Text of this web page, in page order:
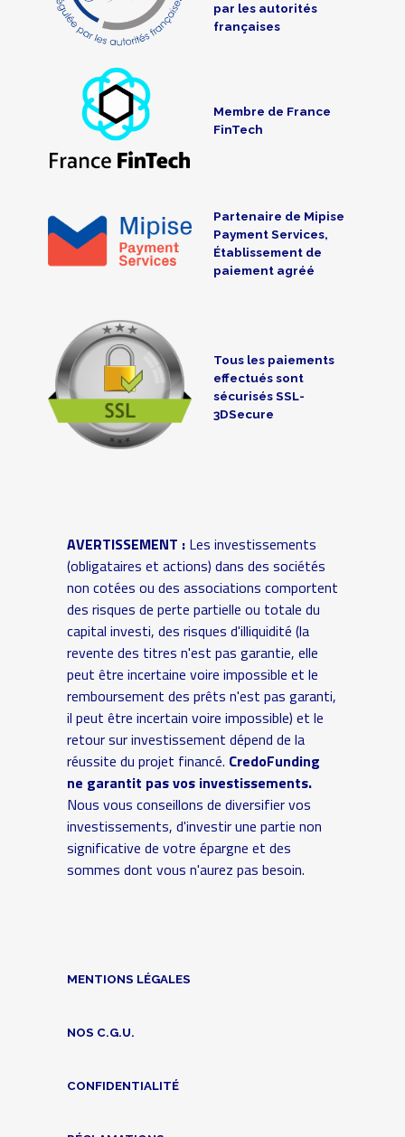
par les autorités
françaises
Membre de France
FinTech
Partenaire de Mipise
Payment Services,
Établissement de
paiement agréé
Tous les paiements
effectués sont
sécurisés SSL-
3DSecure
AVERTISSEMENT :Les investissements
(obligataires et actions) dans des sociétés
non cotées ou des associations comportent
des risques de perte partielle ou totale du
capital investi, des risques d'illiquidité (la
revente des titres n'est pas garantie, elle
peut être incertaine voire impossible et le
remboursement des prêts n'est pas garanti,
il peut être incertain voire impossible) et le
retour sur investissement dépend de la
réussite du projet financé. CredoFunding
ne garantit pas vos investissements.
Nous vous conseillons de diversifier vos
investissements, d'investir une partie non
significative de votre épargne et des
sommes dont vous n'aurez pas besoin.
MENTIONS LÉGALES
NOS C.G.U.
CONFIDENTIALITÉ